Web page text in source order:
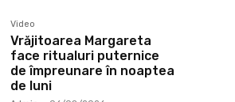
Video
Vrăjitoarea Margareta
face ritualuri puternice
de împreunare în noaptea
de luni